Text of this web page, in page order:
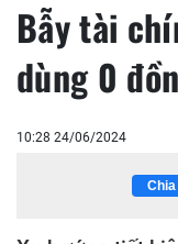
Bẫy tài
dùng 0
10:28 24/06/2024